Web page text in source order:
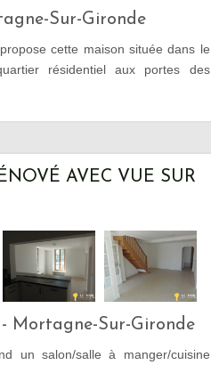
Sur-Gironde
cette maison située dans le
résidentiel aux portes des
AVEC VUE SUR
Mortagne-Sur-Gironde
un salon/salle à manger/cuisine